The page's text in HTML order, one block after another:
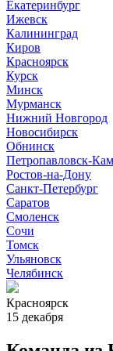
Екатеринбург
Ижевск
Калининград
Киров
Красноярск
Курск
Минск
Мурманск
Нижний Новгород
Новосибирск
Обнинск
Петропавловск-
Ростов-на-Дону
Санкт-Петербург
Саратов
Смоленск
Сочи
Томск
Ульяновск
Челябинск
Красноярск
15 декабря